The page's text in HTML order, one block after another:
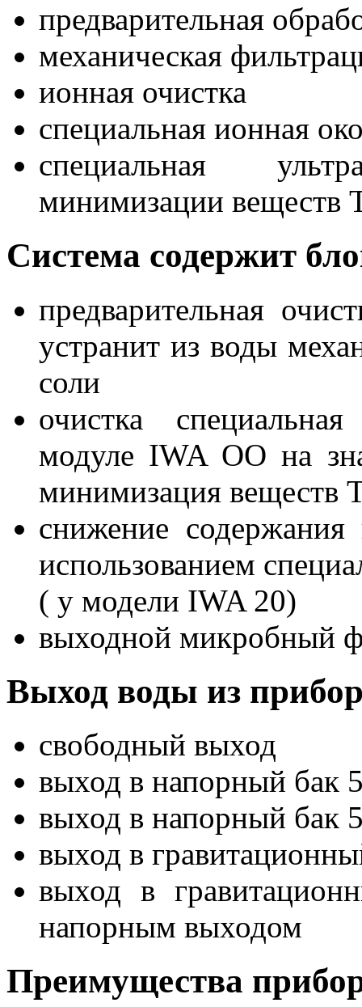
предварительная
механическая
ионная очистка
специальная ионная
специальная
минимизации веществ
Система содержит
предварительная
устранит из воды
соли
очистка
модуле IWA OO на
минимизация веществ
снижение
использованием
( у модели IWA 20)
выходной микробный
Выход воды из
свободный выход
выход в напорный бак
выход в напорный бак
выход в
выход в
напорным выходом
Преимущества